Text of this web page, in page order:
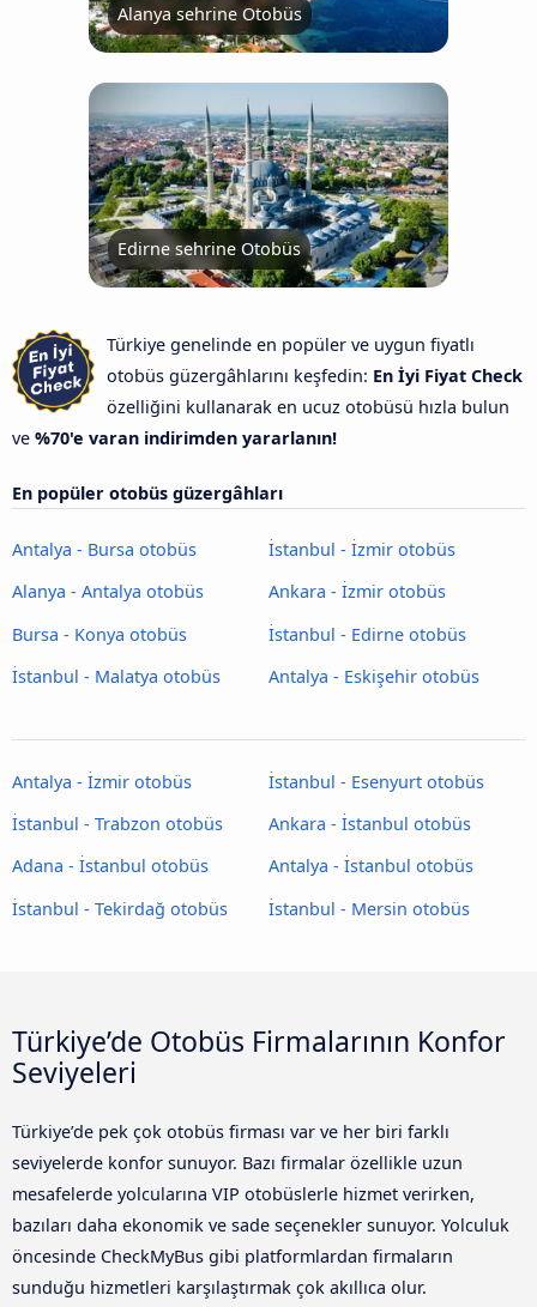
Alanya sehrine Otobüs
Edirne sehrine Otobüs
Türkiye genelinde en popüler ve uygun fiyatlı
otobüs güzergâhlarını keşfedin: En İyi Fiyat Check
özelliğini kullanarak en ucuz otobüsü hızla bulun
ve %70'e varan indirimden yararlanın!
En popüler otobüs güzergâhları
Antalya - Bursa otobüs
İstanbul - İzmir otobüs
Alanya - Antalya otobüs
Ankara - İzmir otobüs
Bursa - Konya otobüs
İstanbul - Edirne otobüs
İstanbul - Malatya otobüs
Antalya - Eskişehir otobüs
Antalya - İzmir otobüs
İstanbul - Esenyurt otobüs
İstanbul - Trabzon otobüs
Ankara - İstanbul otobüs
Adana - İstanbul otobüs
Antalya - İstanbul otobüs
İstanbul - Tekirdağ otobüs
İstanbul - Mersin otobüs
Türkiye’de Otobüs Firmalarının Konfor
Seviyeleri
Türkiye’de pek çok otobüs firması var ve her biri farklı
seviyelerde konfor sunuyor. Bazı firmalar özellikle uzun
mesafelerde yolcularına VIP otobüslerle hizmet verirken,
bazıları daha ekonomik ve sade seçenekler sunuyor. Yolculuk
öncesinde CheckMyBus gibi platformlardan firmaların
sunduğu hizmetleri karşılaştırmak çok akıllıca olur.